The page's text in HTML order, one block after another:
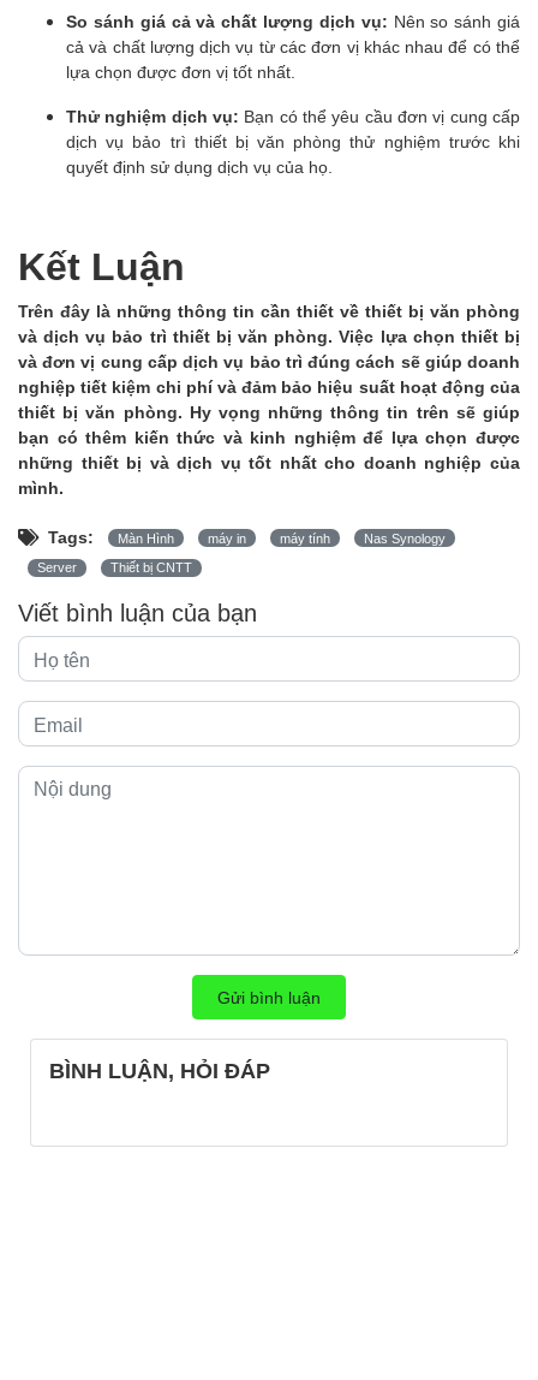
So sánh giá cả và chất lượng dịch vụ: Nên so sánh giá
cả và chất lượng dịch vụ từ các đơn vị khác nhau để có thể
lựa chọn được đơn vị tốt nhất.
Thử nghiệm dịch vụ: Bạn có thể yêu cầu đơn vị cung cấp
dịch vụ bảo trì thiết bị văn phòng thử nghiệm trước khi
quyết định sử dụng dịch vụ của họ.
Kết Luận
Trên đây là những thông tin cần thiết về thiết bị văn phòng
và dịch vụ bảo trì thiết bị văn phòng. Việc lựa chọn thiết bị
và đơn vị cung cấp dịch vụ bảo trì đúng cách sẽ giúp doanh
nghiệp tiết kiệm chi phí và đảm bảo hiệu suất hoạt động của
thiết bị văn phòng. Hy vọng những thông tin trên sẽ giúp
bạn có thêm kiến thức và kinh nghiệm để lựa chọn được
những thiết bị và dịch vụ tốt nhất cho doanh nghiệp của
mình.
Tags: Màn Hình máy in máy tính Nas Synology
Server Thiết bị CNTT
Viết bình luận của bạn
Gửi bình luận
BÌNH LUẬN, HỎI ĐÁP